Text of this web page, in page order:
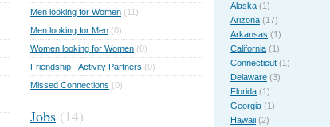
Men looking for Women (11)
Men looking for Men (0)
Women looking for Women (0)
Friendship - Activity Partners (0)
Missed Connections (0)
Jobs (14)
Alaska (1)
Arizona (17)
Arkansas (1)
California (1)
Connecticut (1)
Delaware (3)
Florida (1)
Georgia (1)
Hawaii (2)